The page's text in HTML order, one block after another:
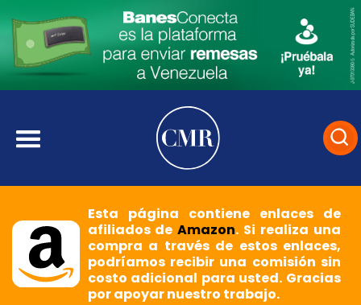
Esta página contiene enlaces de
afiliados deAmazon. Si realiza una
compra a través de estos enlaces,
podríamos recibir una comisión sin
costo adicional para usted. Gracias
por apoyar nuestro trabajo.